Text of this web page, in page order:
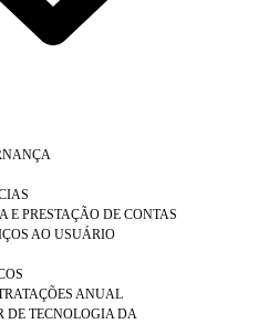
E PRESTAÇÃO DE CONTAS
AO USUÁRIO
ANUAL
DE TECNOLOGIA DA